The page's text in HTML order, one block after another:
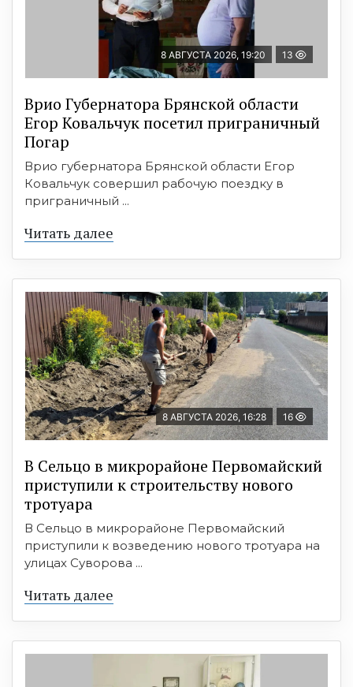
8 АВГУСТА 2026, 19:20 13
Врио Губернатора Брянской области
Егор Ковальчук посетил приграничный
Погар
Врио губернатора Брянской области Егор
Ковальчук совершил рабочую поездку в
приграничный ...
Читать далее
8 АВГУСТА 2026, 16:28 16
В Сельцо в микрорайоне Первомайский
приступили к строительству нового
тротуара
В Сельцо в микрорайоне Первомайский
приступили к возведению нового тротуара на
улицах Суворова ...
Читать далее